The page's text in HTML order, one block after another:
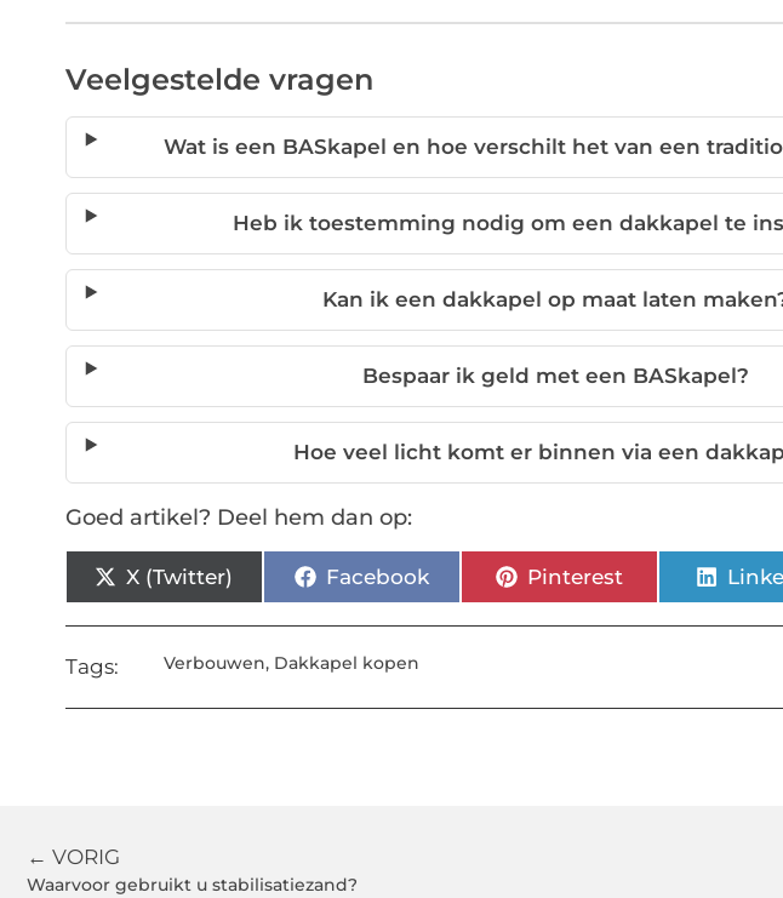
Veelgestelde vragen
Wat is een BASkapel en hoe verschilt het van een
Heb ik toestemming nodig om een dakkapel te
Kan ik een dakkapel op maat laten
Bespaar ik geld met een BASkapel?
Hoe veel licht komt er binnen via een
Goed artikel? Deel hem dan op:
X (Twitter) Facebook Pinterest
Tags: Verbouwen, Dakkapel kopen
← VORIG
Waarvoor gebruikt u stabilisatiezand?